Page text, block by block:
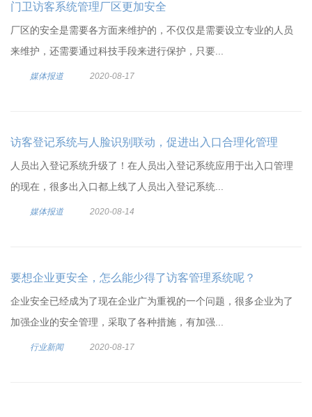
门卫访客系统管理厂区更加安全
厂区的安全是需要各方面来维护的，不仅仅是需要设立专业的人员
来维护，还需要通过科技手段来进行保护，只要...
媒体报道 2020-08-17
访客登记系统与人脸识别联动，促进出入口合理化管理
人员出入登记系统升级了！在人员出入登记系统应用于出入口管理
的现在，很多出入口都上线了人员出入登记系统...
媒体报道 2020-08-14
要想企业更安全，怎么能少得了访客管理系统呢？
企业安全已经成为了现在企业广为重视的一个问题，很多企业为了
加强企业的安全管理，采取了各种措施，有加强...
行业新闻 2020-08-17